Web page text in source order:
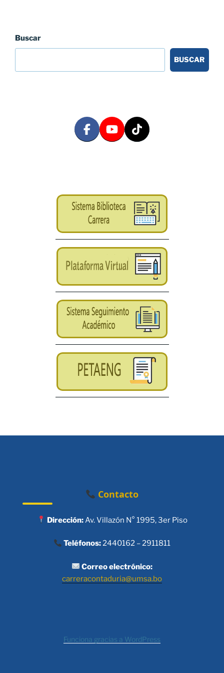
Buscar
BUSCAR
Contacto
Dirección:Av. Villazón N° 1995, 3er Piso
Teléfonos:2440162 – 2911811
Correo electrónico:
carreracontaduria@umsa.bo
Funciona gracias a WordPress